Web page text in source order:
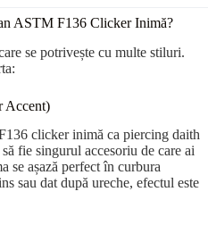
ASTM F136 Clicker Inimă?
se potrivește cu multe stiluri.
Accent)
clicker inimă ca piercing daith
fie singurul accesoriu de care ai
se așază perfect în curbura
sau dat după ureche, efectul este